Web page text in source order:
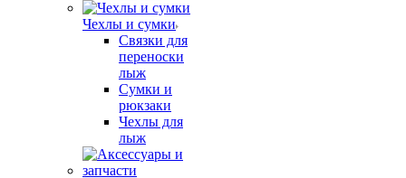
Чехлы и сумки
Связки для
переноски
лыж
Сумки и
рюкзаки
Чехлы для
лыж